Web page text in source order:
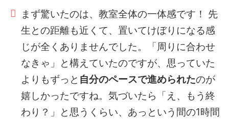
まず驚いたのは、教室全体の一体感です！ 先
生との距離も近くて、置いてけぼりになる感
じが全くありませんでした。「周りに合わせ
なきゃ」と構えていたのですが、思っていた
よりもずっと 自分のペースで進められたのが
嬉しかったですね。気づいたら「え、もう終
わり？」と思うくらい、あっという間の1時間